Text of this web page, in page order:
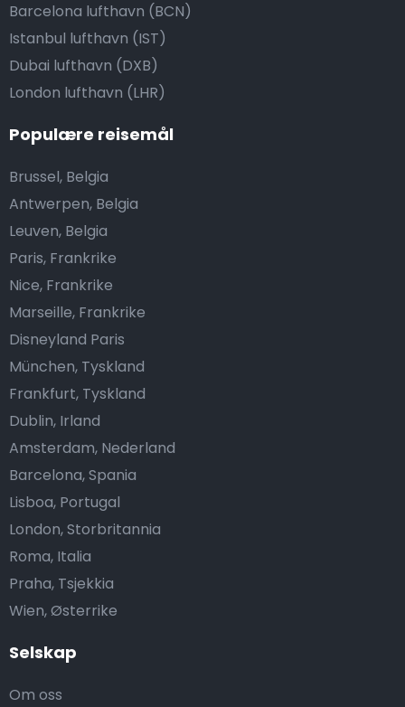
Selskap
Om oss
Barcelona lufthavn (BCN)
Istanbul lufthavn (IST)
Dubai lufthavn (DXB)
London lufthavn (LHR)
Populære reisemål
Brussel, Belgia
Antwerpen, Belgia
Leuven, Belgia
Paris, Frankrike
Nice, Frankrike
Marseille, Frankrike
Disneyland Paris
München, Tyskland
Frankfurt, Tyskland
Dublin, Irland
Amsterdam, Nederland
Barcelona, Spania
Lisboa, Portugal
London, Storbritannia
Roma, Italia
Praha, Tsjekkia
Wien, Østerrike